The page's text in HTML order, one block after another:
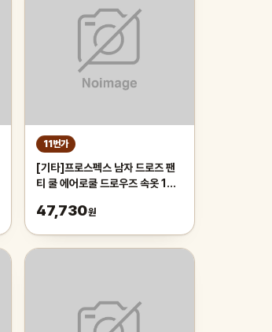
11번가
[기타]프로스펙스 남자 드로즈 팬
티 쿨 에어로쿨 드로우즈 속옷 10
47,730원